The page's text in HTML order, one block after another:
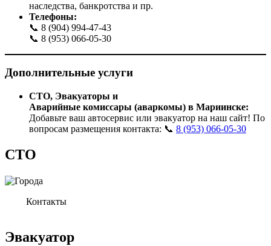
наследства, банкротства и пр.
Телефоны:
📞 8 (904) 994-47-43
📞 8 (953) 066-05-30
Дополнительные услуги
СТО, Эвакуаторы и
Аварийные комиссары (аваркомы) в Мариинске:
Добавьте ваш автосервис или эвакуатор на наш сайт! По
вопросам размещения контакта: 📞 8 (953) 066-05-30
СТО
Контакты
Эвакуатор